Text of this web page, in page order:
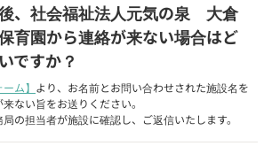
、社会福祉法人元気の泉 大倉
育園から連絡が来ない場合はど
ですか？
ム】 より、お名前とお問い合わせされた施設名を
ない旨をお送りください。
の担当者が施設に確認し、ご返信いたします。